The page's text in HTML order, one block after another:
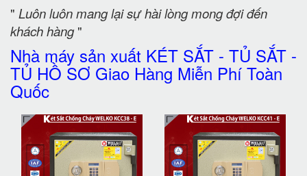
" Luôn luôn mang lại sự hài lòng mong đợi đến
khách hàng"
Nhà máy sản xuất KÉT SẮT - TỦ SẮT -
TỦ HỒ SƠ Giao Hàng Miễn Phí Toàn
Quốc